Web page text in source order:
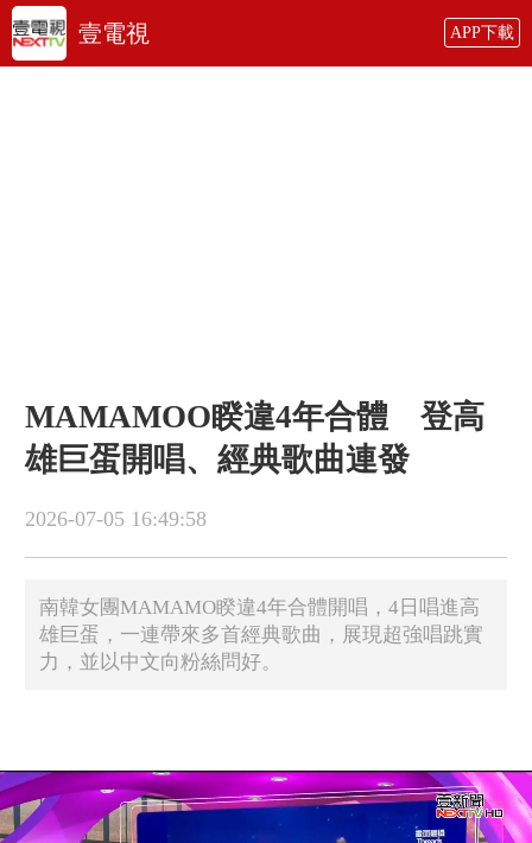
壹電視 APP下載
MAMAMOO睽違4年合體 登高
雄巨蛋開唱、經典歌曲連發
2026-07-05 16:49:58
​南韓女團MAMAMO睽違4年合體開唱，4日唱進高
雄巨蛋，一連帶來多首經典歌曲，展現超強唱跳實
力，並以中文向粉絲問好。